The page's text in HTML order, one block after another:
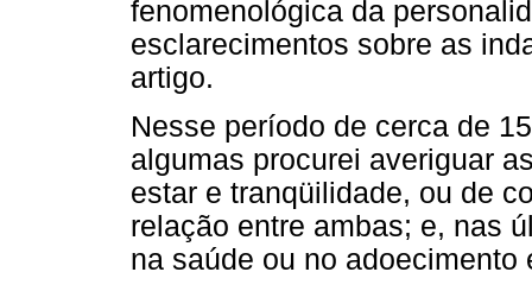
fenomenológica da
esclarecimentos sobre as
artigo.
Nesse período de cerca de
algumas procurei averiguar
estar e tranqüilidade, ou de
relação entre ambas; e, nas
na saúde ou no adoecimento